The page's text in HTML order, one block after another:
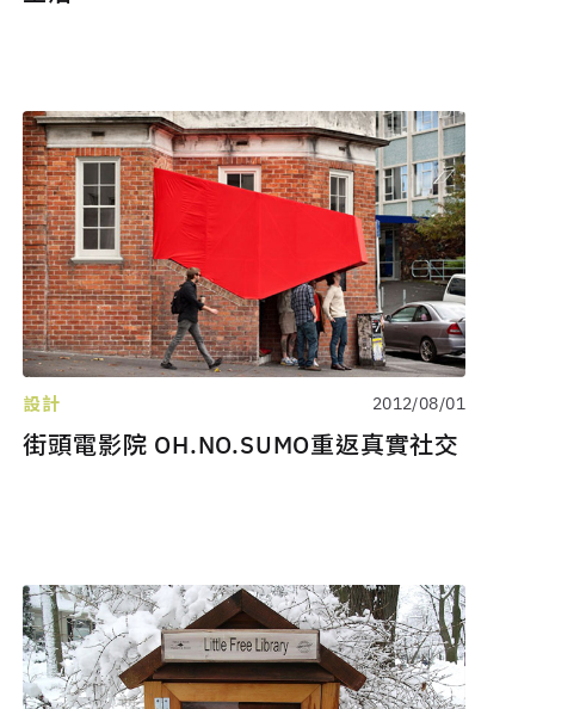
設計 2012/08/01
街頭電影院 OH.NO.SUMO重返真實社交